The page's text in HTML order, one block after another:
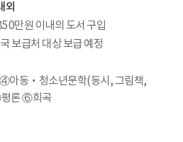
외
만원 이내의 도서 구입
보급처 대상 보급 예정
동‧청소년문학(동시, 그림책,
론 ⑥희곡